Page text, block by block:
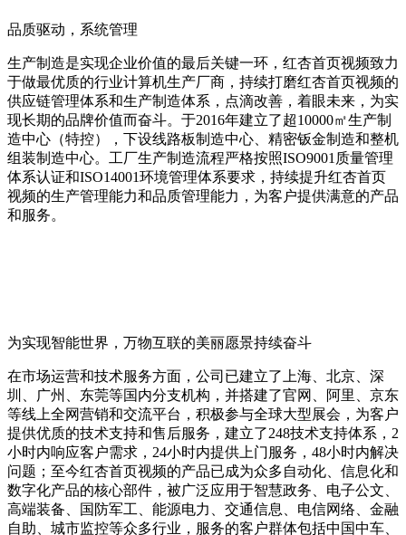
品质驱动，系统管理
生产制造是实现企业价值的最后关键一环，红杏首页视频致力
于做最优质的行业计算机生产厂商，持续打磨红杏首页视频的
供应链管理体系和生产制造体系，点滴改善，着眼未来，为实
现长期的品牌价值而奋斗。于2016年建立了超10000㎡生产制
造中心（特控），下设线路板制造中心、精密钣金制造和整机
组装制造中心。工厂生产制造流程严格按照ISO9001质量管理
体系认证和ISO14001环境管理体系要求，持续提升红杏首页
视频的生产管理能力和品质管理能力，为客户提供满意的产品
和服务。
为实现智能世界，万物互联的美丽愿景持续奋斗
在市场运营和技术服务方面，公司已建立了上海、北京、深
圳、广州、东莞等国内分支机构，并搭建了官网、阿里、京东
等线上全网营销和交流平台，积极参与全球大型展会，为客户
提供优质的技术支持和售后服务，建立了248技术支持体系，2
小时内响应客户需求，24小时内提供上门服务，48小时内解决
问题；至今红杏首页视频的产品已成为众多自动化、信息化和
数字化产品的核心部件，被广泛应用于智慧政务、电子公文、
高端装备、国防军工、能源电力、交通信息、电信网络、金融
自助、城市监控等众多行业，服务的客户群体包括中国中车、